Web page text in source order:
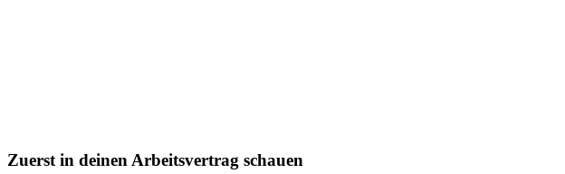
Zuerst in deinen Arbeitsvertrag schauen